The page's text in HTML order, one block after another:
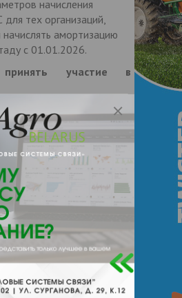
начисления
тех организаций,
амортизацию
с 01.01.2026.
принять участие в
бесплатное. Вебинар
2026 года в 11:00 по
продолжительность —
нужно заранее
по адресу
по телефону +375 17
будет опубликована на
"1С" в разделе
материалов решения
сельскохозяйственного